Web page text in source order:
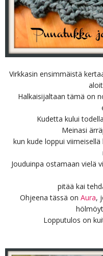
Virkkasin ensimmäistä
Halkaisijaltaan tämä on
Kudetta kului
Meinasi
kun kude loppui
Jouduinpa ostamaan vielä
pitää kai
Ohjeena tässä on Aura,
Lopputulos on